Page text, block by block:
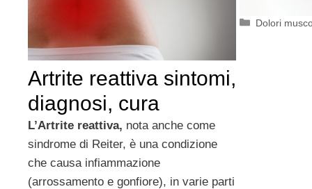
Categorie
Dolori
Artrite reattiva sintomi,
diagnosi, cura
L’Artrite reattiva, nota anche come
sindrome di Reiter, è una condizione
che causa infiammazione
(arrossamento e gonfiore), in varie parti